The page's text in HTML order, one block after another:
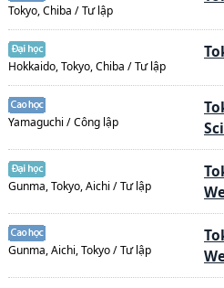
Tokyo, Chiba / Tư lập
Hokkaido, Tokyo, Chiba / Tư lập
Yamaguchi / Công lập
Gunma, Tokyo, Aichi / Tư lập
Gunma, Aichi, Tokyo / Tư lập